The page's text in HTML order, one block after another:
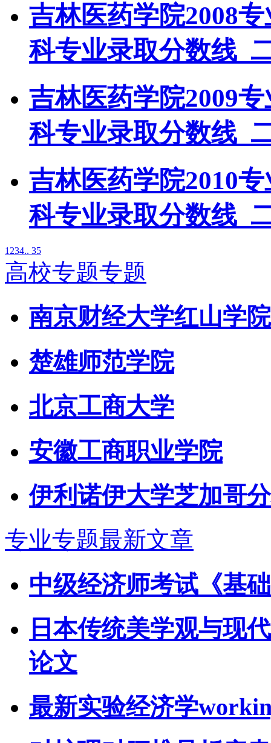
吉林医药学院2008
科专业录取分数线_
吉林医药学院2009
科专业录取分数线_
吉林医药学院2010
科专业录取分数线_
1 234.. 35
高校专题专题
南京财经大学红山学院
楚雄师范学院
北京工商大学
安徽工商职业学院
伊利诺伊大学芝加哥
专业专题最新文章
中级经济师考试《基
日本传统美学观与现
论文
最新实验经济学